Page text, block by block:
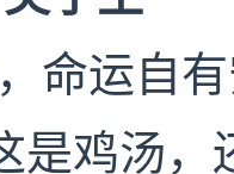
命运自
是鸡汤